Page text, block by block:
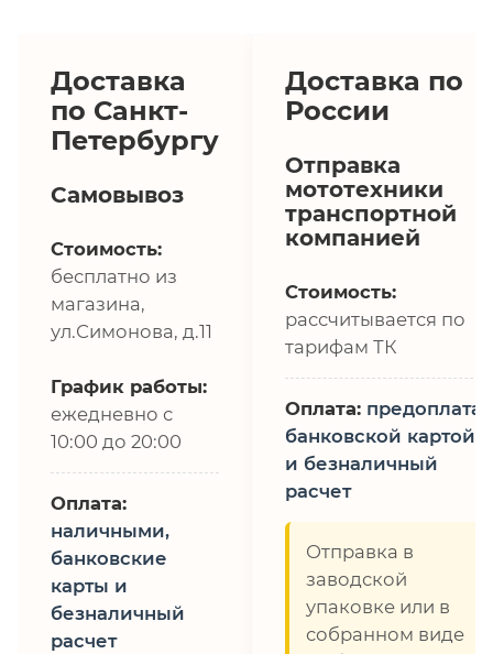
Доставка
по Санкт-
Петербургу
Самовывоз
Стоимость:
бесплатно из
магазина,
ул.Симонова, д.11
График работы:
ежедневно с
10:00 до 20:00
Оплата:
наличными,
банковские
карты и
безналичный
расчет
Доставка по
России
Отправка
мототехники
транспортной
компанией
Стоимость:
рассчитывается по
тарифам ТК
Оплата: предоплата,
банковской картой
и безналичный
расчет
Отправка в
заводской
упаковке или в
собранном виде